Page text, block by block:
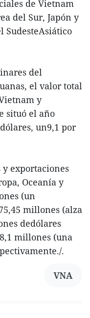
de Vietnam
del Sur, Japón y
SudesteAsiático
del
el valor total
y
situó el año
un9,1 por
exportaciones
Oceanía y
(un
millones (alza
dedólares
millones (una
.
VNA